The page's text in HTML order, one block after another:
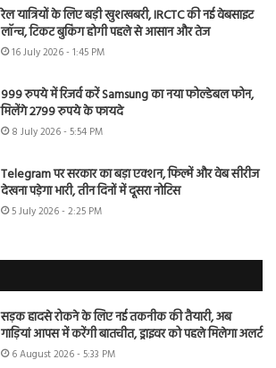
रेल यात्रियों के लिए बड़ी खुशखबरी, IRCTC की नई वेबसाइट
लॉन्च, टिकट बुकिंग होगी पहले से आसान और तेज
16 July 2026 - 1:45 PM
999 रुपये में रिजर्व करें Samsung का नया फोल्डेबल फोन,
मिलेंगे 2799 रुपये के फायदे
8 July 2026 - 5:54 PM
Telegram पर सरकार का बड़ा एक्शन, फिल्में और वेब सीरीज
देखना पड़ेगा भारी, तीन दिनों में दूसरा नोटिस
5 July 2026 - 2:25 PM
सड़क हादसे रोकने के लिए नई तकनीक की तैयारी, अब
गाड़ियां आपस में करेंगी बातचीत, ड्राइवर को पहले मिलेगा अलर्ट
6 August 2026 - 5:33 PM